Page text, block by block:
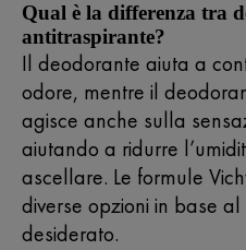
Qual è la differenza tra
antitraspirante?
Il deodorante aiuta a
odore, mentre il
agisce anche sulla
aiutando a ridurre
ascellare. Le formule
diverse opzioni in base
desiderato.